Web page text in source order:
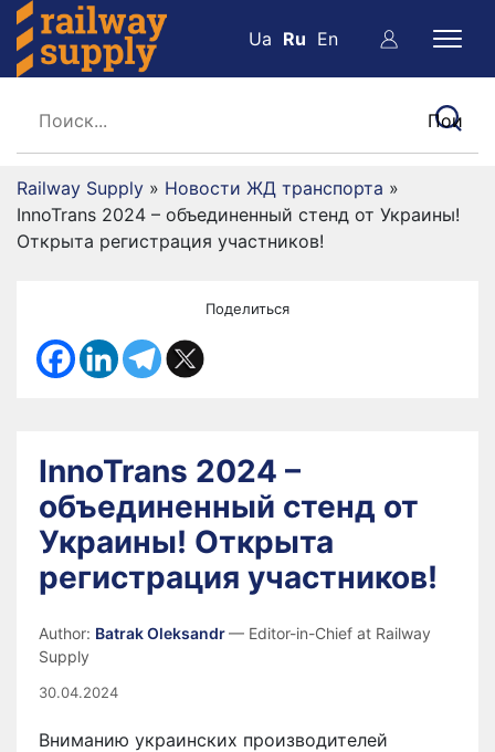
Ua Ru En
Railway Supply » Новости ЖД транспорта »
InnoTrans 2024 – объединенный стенд от Украины!
Открыта регистрация участников!
Поделиться
InnoTrans 2024 –
объединенный стенд от
Украины! Открыта
регистрация участников!
Author: Batrak Oleksandr— Editor-in-Chief at Railway
Supply
30.04.2024
Вниманию украинских производителей